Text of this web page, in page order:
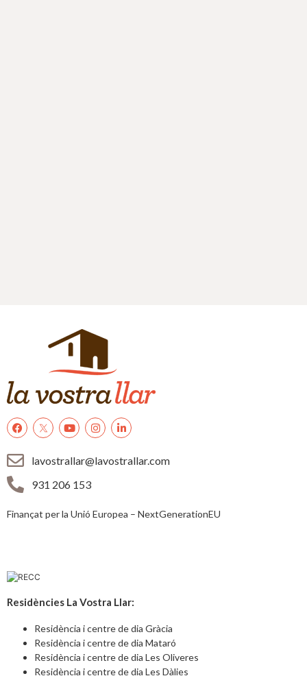
lavostrallar@lavostrallar.com
931 206 153
Finançat per la Unió Europea – NextGenerationEU
Residències La Vostra Llar:
Residència i centre de dia Gràcia
Residència i centre de dia Mataró
Residència i centre de dia Les Oliveres
Residència i centre de dia Les Dàlies